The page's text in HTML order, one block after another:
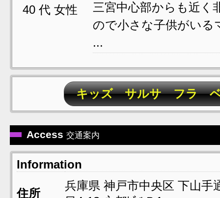
40 代 女性
三宮中心部からも近く
ので小さな子供がい
...
キッズ サルサ フラ ベ
Access 交通案内
Information
住所
兵庫県 神戸市中央区 下山手